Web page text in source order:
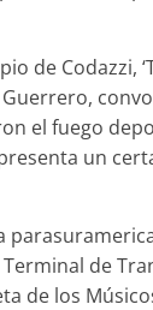
de Codazzi,
el fuego
un
de
de los